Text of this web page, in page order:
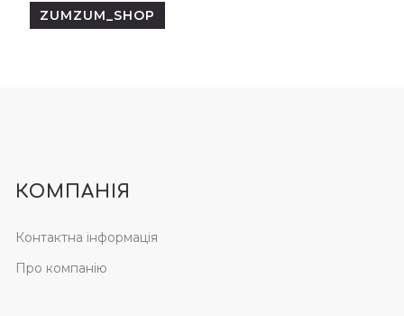
ZUMZUM_SHOP
КОМПАНІЯ
Контактна інформація
Про компанію